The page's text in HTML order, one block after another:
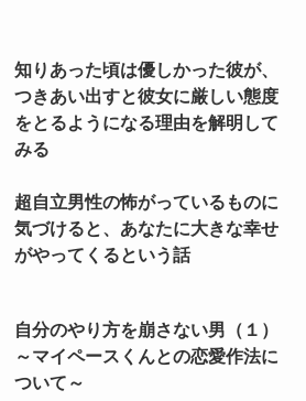
知りあった頃は優しかった彼が、
つきあい出すと彼女に厳しい態度
をとるようになる理由を解明して
みる
超自立男性の怖がっているものに
気づけると、あなたに大きな幸せ
がやってくるという話
自分のやり方を崩さない男（１）
～マイペースくんとの恋愛作法に
ついて～